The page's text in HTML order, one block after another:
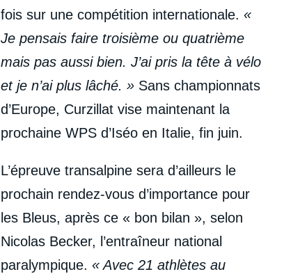
fois sur une compétition internationale. «
Je pensais faire troisième ou quatrième
mais pas aussi bien. J’ai pris la tête à vélo
et je n’ai plus lâché. »Sans championnats
d’Europe, Curzillat vise maintenant la
prochaine WPS d’Iséo en Italie, fin juin.
L’épreuve transalpine sera d’ailleurs le
prochain rendez-vous d’importance pour
les Bleus, après ce « bon bilan », selon
Nicolas Becker, l’entraîneur national
paralympique. « Avec 21 athlètes au